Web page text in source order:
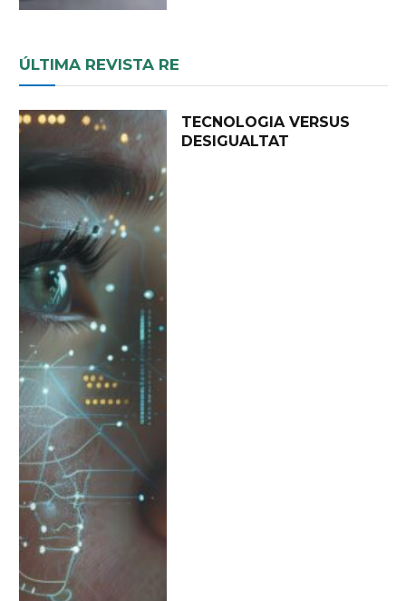
ÚLTIMA REVISTA RE
TECNOLOGIA VERSUS
DESIGUALTAT